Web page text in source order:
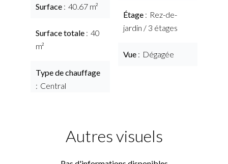
Surface 40.67 m²
Surface totale
40
m²
Type de chauffage
Central
Étage
Rez-de-
jardin / 3 étages
Vue Dégagée
Autres visuels